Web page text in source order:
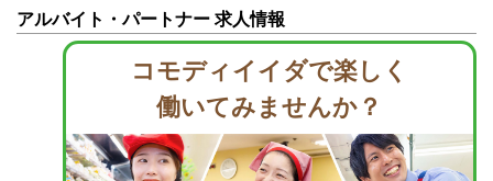
アルバイト・パートナー 求人情報
コモディイイダで楽しく
働いてみませんか？